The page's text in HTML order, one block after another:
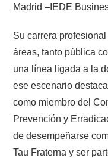
Madrid –IEDE
Su carrera
áreas, tanto pública
una línea ligada a la
ese escenario
como miembro del
Prevención y
de desempeñarse
Tau Fraterna y ser